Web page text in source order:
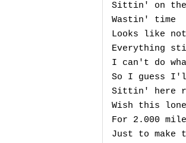
Sittin' on the
Wastin' time
Looks like
Everything
I can't do
So I guess
Sittin' here
Wish this
For 2.000
Just to make